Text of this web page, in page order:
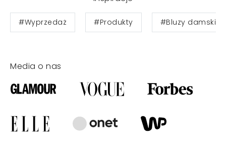
#Wyprzedaż #Produkty #Bluzy damskie
Media o nas